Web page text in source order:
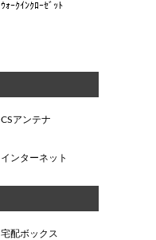
ｳｫｰｸｲﾝｸﾛｰｾﾞｯﾄ
CSアンテナ
インターネット
宅配ボックス